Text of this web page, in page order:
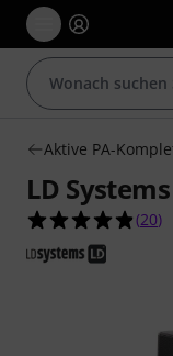
Aktive PA-
LD
4.9
(20)